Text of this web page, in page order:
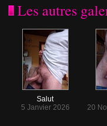
Les autres
Salut
5 Janvier 2026
20